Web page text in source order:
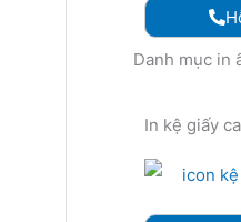
Danh mục in
In kệ giấy